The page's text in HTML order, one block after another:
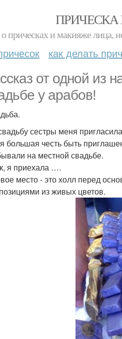
прическах и макияже лица,
как делать
от одной из
у арабов!
сестры меня
большая честь быть
на местной свадьбе.
я приехала ….
место - это холл перед
из живых цветов.